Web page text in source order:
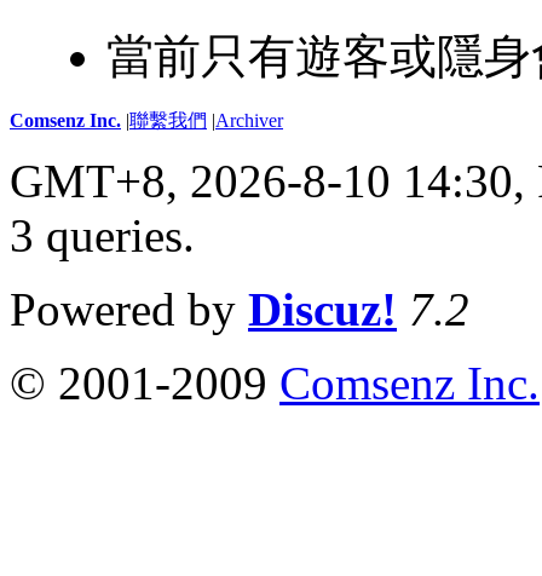
當前只有遊客或隱
Comsenz Inc. |聯繫我們 |Archiver
GMT+8, 2026-8-10 14:30,
3 queries.
Powered by Discuz! 7.2
© 2001-2009 Comsenz Inc.